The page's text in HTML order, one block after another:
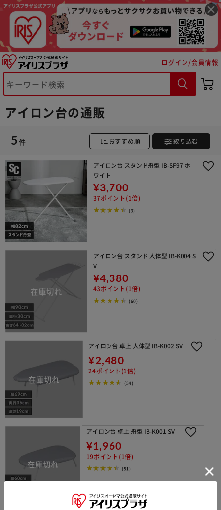
ログイン/会員情報
アイロン台の通販
5件 おすすめ順 絞り込む
アイロン台 スタンド舟型 IB-SF97 ホ
ワイト
¥3,700
37ポイント(1倍)
(3)
アイロン台 スタンド 人体型 IB-K004 S
V
¥4,380
43ポイント(1倍)
(60)
アイロン台 卓上 人体型 IB-K002 SV
¥2,480
24ポイント(1倍)
(54)
アイロン台 卓上 舟型 IB-K001 SV
¥1,960
19ポイント(1倍)
(51)
※ご確認ください
カートに入れる 購入手続きへ